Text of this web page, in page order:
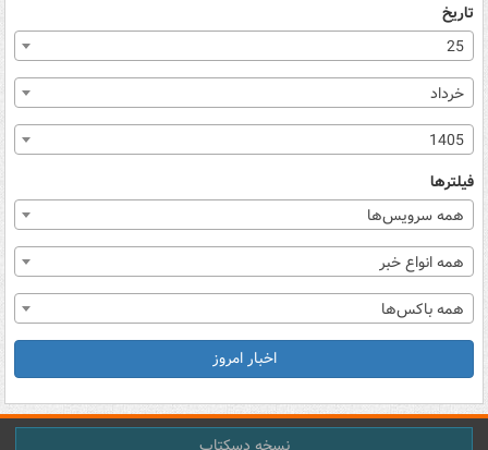
تاریخ
25
خرداد
1405
فیلترها
همه سرویس‌ها
همه انواع خبر
همه باکس‌ها
اخبار امروز